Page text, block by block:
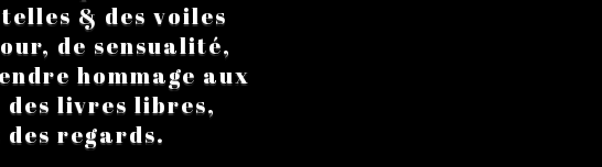
& des voiles
de sensualité,
hommage aux
des livres libres,
regards.